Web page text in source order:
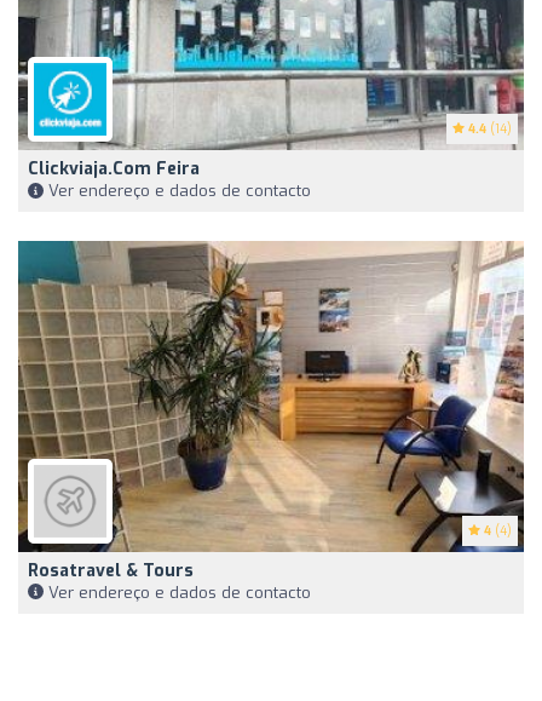
4.4 (14)
Clickviaja.com Feira
Ver endereço e dados de contacto
4 (4)
Rosatravel & Tours
Ver endereço e dados de contacto